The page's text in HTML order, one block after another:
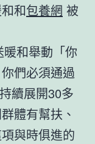
和包養網 被
和舉動「你
們必須通過
續展開30多
體有幫扶、
與時俱進的